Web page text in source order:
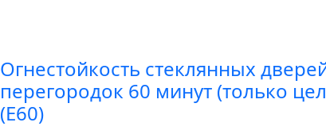
Огнестойкость стеклянных
перегородок 60 минут (только
(E60)